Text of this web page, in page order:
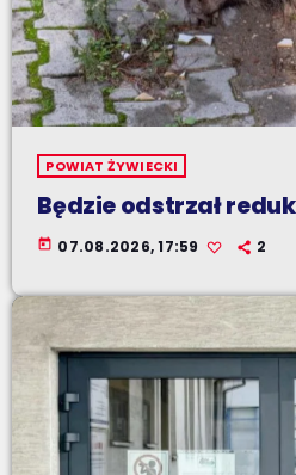
POWIAT ŻYWIECKI
Będzie odstrzał
today 07.08.2026, 17:59 2